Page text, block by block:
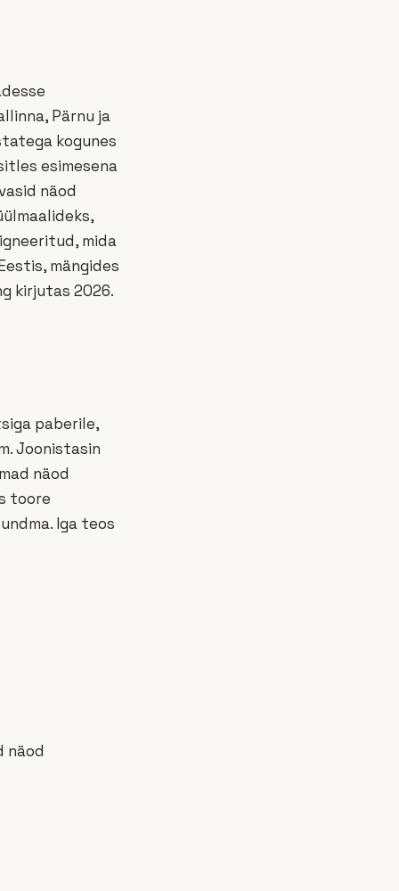
Pärnu ja
kogunes
esimesena
näod
mida
mängides
kirjutas 2026.
paberile,
Joonistasin
näod
toore
Iga teos
näod